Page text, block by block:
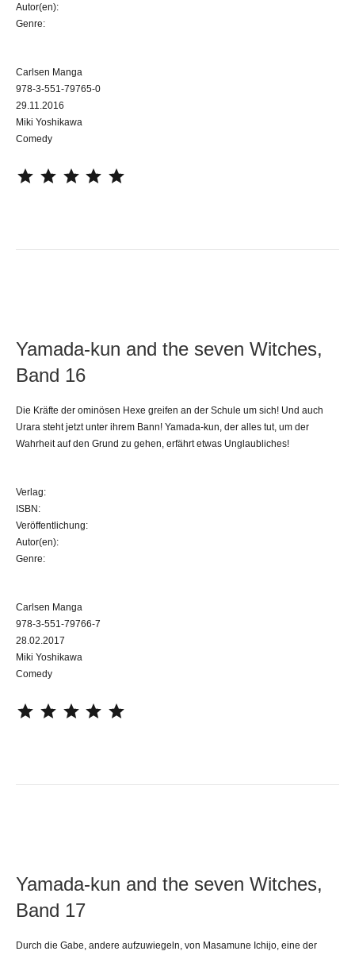
Autor(en):
Genre:
Carlsen Manga
978-3-551-79765-0
29.11.2016
Miki Yoshikawa
Comedy
Yamada-kun and the seven Witches,
Band 16
Die Kräfte der ominösen Hexe greifen an der Schule um sich! Und auch
Urara steht jetzt unter ihrem Bann! Yamada-kun, der alles tut, um der
Wahrheit auf den Grund zu gehen, erfährt etwas Unglaubliches!
Verlag:
ISBN:
Veröffentlichung:
Autor(en):
Genre:
Carlsen Manga
978-3-551-79766-7
28.02.2017
Miki Yoshikawa
Comedy
Yamada-kun and the seven Witches,
Band 17
Durch die Gabe, andere aufzuwiegeln, von Masamune Ichijo, eine der